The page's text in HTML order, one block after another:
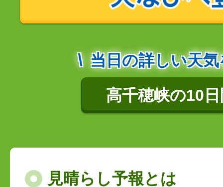
当日の詳しい天
高千穂峡の10
見晴らし予報とは